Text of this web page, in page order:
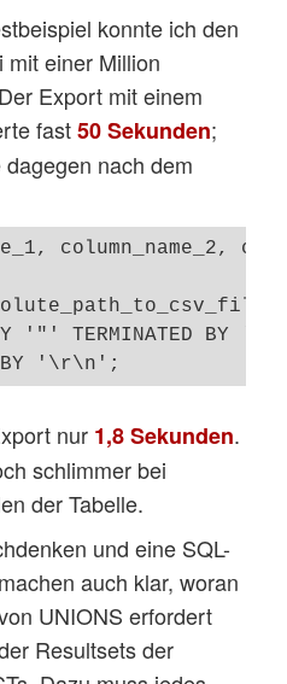
konnte ich den
mit einer Million
Export mit einem
fast50 Sekunden;
nach dem
column_name_2,
BY '"' TERMINATED BY
nur 1,8 Sekunden.
schlimmer bei
der Tabelle.
und eine SQL-
auch klar, woran
UNIONS erfordert
Resultsets der